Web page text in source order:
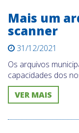
Mais um
scanner
31/12/2021
Os arquivos
capacidades dos
VER MAIS